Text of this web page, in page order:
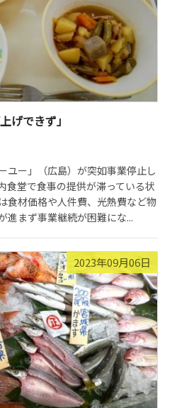
げできず」
ユー」（広島）が突如事業停止し
食堂で食事の提供が滞っている状
食材価格や人件費、光熱費など物
進まず事業継続が困難にな...
2023年09月06日